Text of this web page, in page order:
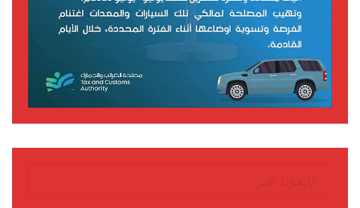
تابعونا عبر